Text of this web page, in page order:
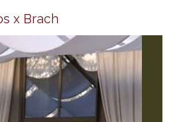
x Brach